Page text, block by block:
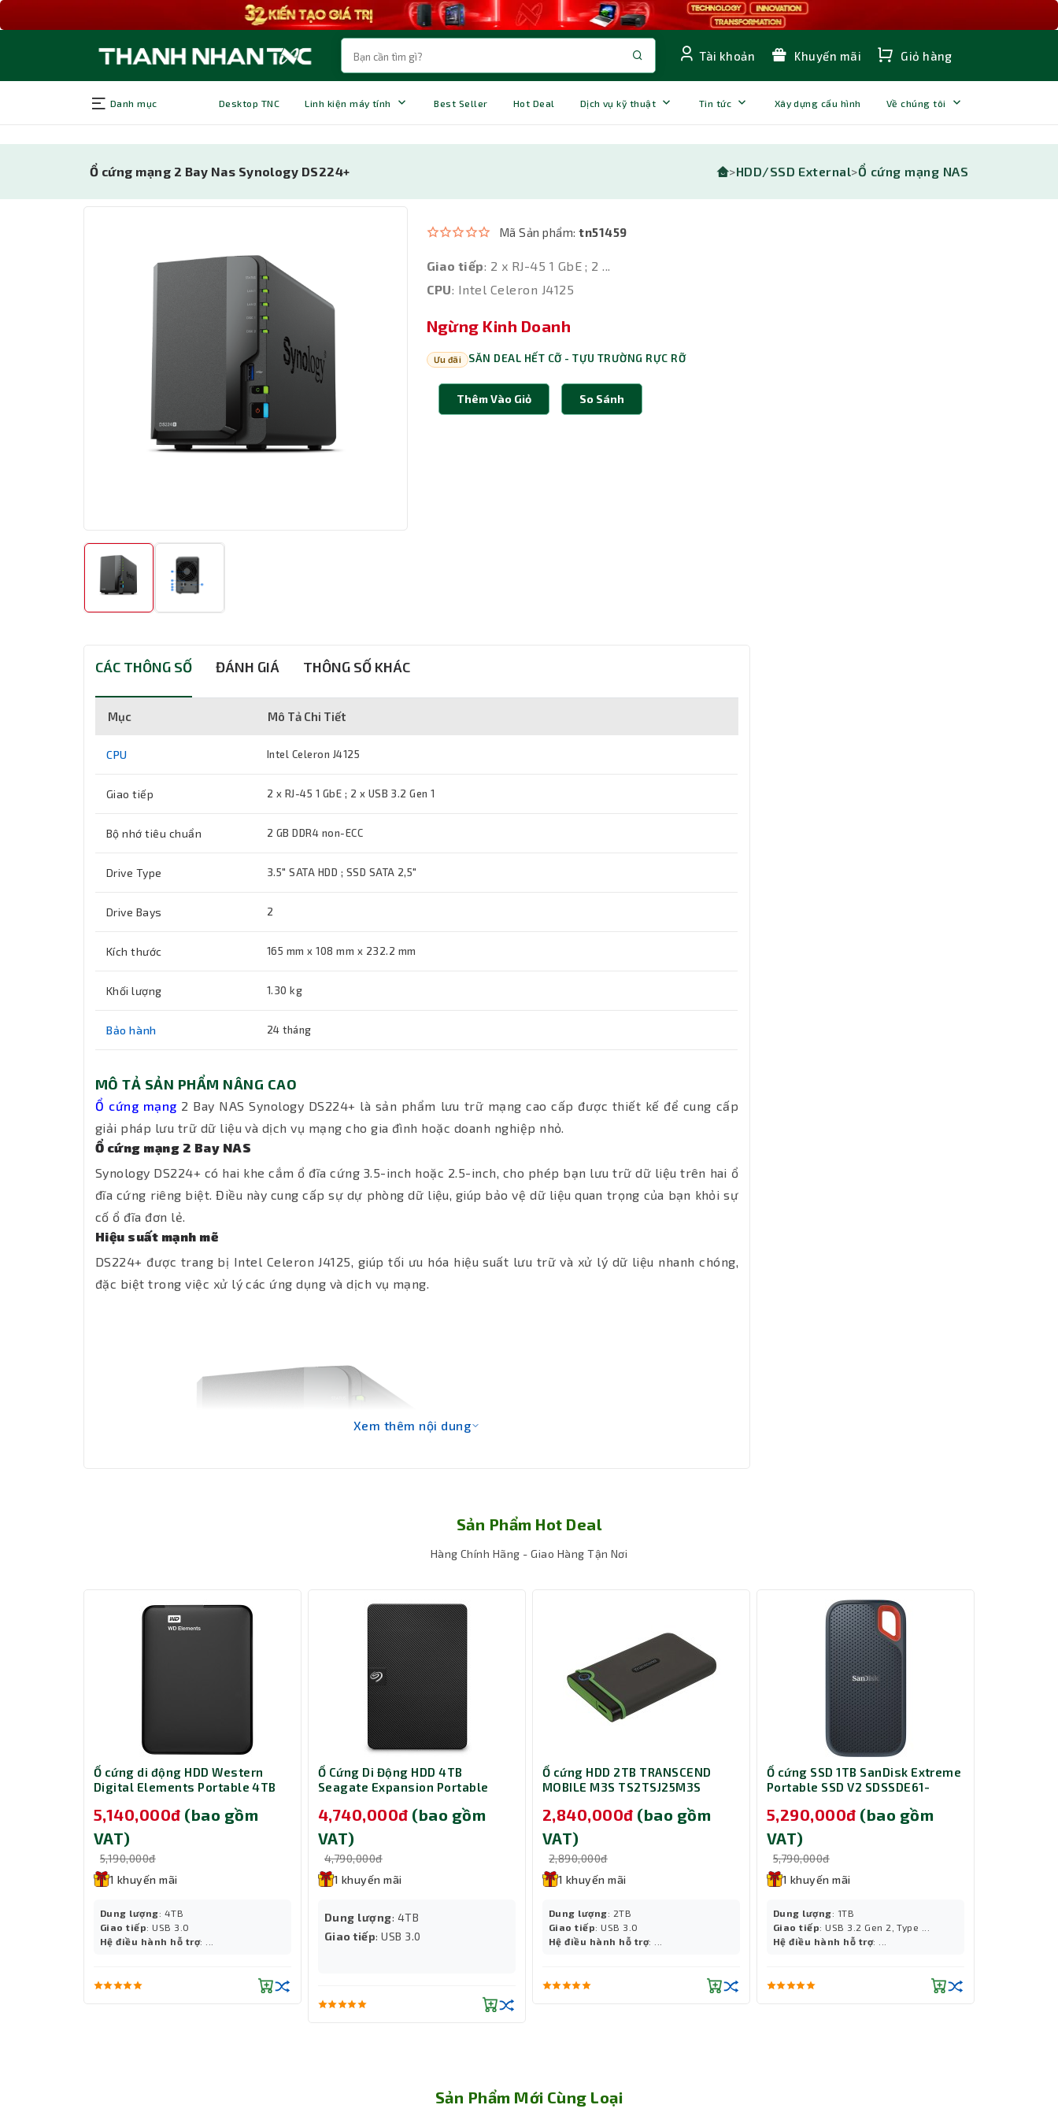
Tài khoản Khuyến mãi Giỏ hàng
Danh mục Desktop TNC Linh kiện máy tính Best Seller Hot Deal Dịch vụ kỹ thuật Tin tức Xây dựng cấu hình Về chúng tôi
Ổ cứng mạng 2 Bay Nas Synology DS224+ >HDD/SSD External>Ổ cứng mạng NAS
Mã Sản phẩm:tn51459
Giao tiếp: 2 x RJ-45 1 GbE ; 2 ...
CPU: Intel Celeron J4125
Ngừng Kinh Doanh
Ưu đãi SĂN DEAL HẾT CỠ - TỰU TRƯỜNG RỰC RỠ
Thêm Vào Giỏ So Sánh
CÁC THÔNG SỐ ĐÁNH GIÁ THÔNG SỐ KHÁC
Mục Mô Tả Chi Tiết
CPU Intel Celeron J4125
Giao tiếp 2 x RJ-45 1 GbE ; 2 x USB 3.2 Gen 1
Bộ nhớ tiêu chuẩn 2 GB DDR4 non-ECC
Drive Type 3.5" SATA HDD ; SSD SATA 2,5"
Drive Bays 2
Kích thước 165 mm x 108 mm x 232.2 mm
Khối lượng 1.30 kg
Bảo hành 24 tháng
MÔ TẢ SẢN PHẨM NÂNG CAO
Ổ cứng mạng 2 Bay NAS Synology DS224+ là sản phẩm lưu trữ mạng cao cấp được thiết kế để cung cấp
giải pháp lưu trữ dữ liệu và dịch vụ mạng cho gia đình hoặc doanh nghiệp nhỏ.
Ổ cứng mạng 2 Bay NAS
Synology DS224+ có hai khe cắm ổ đĩa cứng 3.5-inch hoặc 2.5-inch, cho phép bạn lưu trữ dữ liệu trên hai ổ
đĩa cứng riêng biệt. Điều này cung cấp sự dự phòng dữ liệu, giúp bảo vệ dữ liệu quan trọng của bạn khỏi sự
cố ổ đĩa đơn lẻ.
Hiệu suất mạnh mẽ
DS224+ được trang bị Intel Celeron J4125, giúp tối ưu hóa hiệu suất lưu trữ và xử lý dữ liệu nhanh chóng,
đặc biệt trong việc xử lý các ứng dụng và dịch vụ mạng.
Hệ điều hành DSM
họ. DSM cung cấp một giao diện dễ sử dụng và nhiều ứng dụng tiện ích để quản lý dữ liệu, sao lưu, đồng bộ
hóa dữ liệu và phục vụ nhiều mục đích khác.
Khả năng mở rộng
Ổ cứng mạng có dung lượng lưu trữ 2 GB DDR4 non-ECC thông qua các cổng eSATA giúp tăng dung lượng
lưu trữ một cách dễ dàng.
Xem thêm nội dung
Sản Phẩm Hot Deal
Hàng Chính Hãng - Giao Hàng Tận Nơi
Ổ cứng di động HDD Western
Digital Elements Portable 4TB
5,140,000đ (bao gồm
VAT)
5,190,000đ
1 khuyến mãi
Dung lượng: 4TB
Giao tiếp: USB 3.0
Hệ điều hành hỗ trợ: ...
Ổ Cứng Di Động HDD 4TB
Seagate Expansion Portable
4,740,000đ (bao gồm
VAT)
4,790,000đ
1 khuyến mãi
Dung lượng: 4TB
Giao tiếp: USB 3.0
Ổ cứng HDD 2TB TRANSCEND
MOBILE M3S TS2TSJ25M3S
2,840,000đ (bao gồm
VAT)
2,890,000đ
1 khuyến mãi
Dung lượng: 2TB
Giao tiếp: USB 3.0
Hệ điều hành hỗ trợ: ...
Ổ cứng SSD 1TB SanDisk Extreme
Portable SSD V2 SDSSDE61-
5,290,000đ (bao gồm
VAT)
5,790,000đ
1 khuyến mãi
Dung lượng: 1TB
Giao tiếp: USB 3.2 Gen 2, Type ...
Hệ điều hành hỗ trợ: ...
Sản Phẩm Mới Cùng Loại